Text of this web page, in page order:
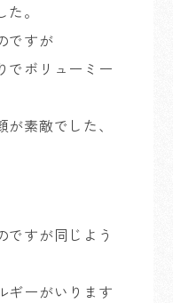
。
ですが
でボリューミー
素敵でした、
ですが同じよう
ギーがいります